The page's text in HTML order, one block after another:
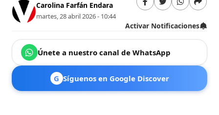
Carolina Farfán Endara
martes, 28 abril 2026 - 10:44
Activar Notificaciones
Únete a nuestro canal de WhatsApp
G Síguenos en Google Discover